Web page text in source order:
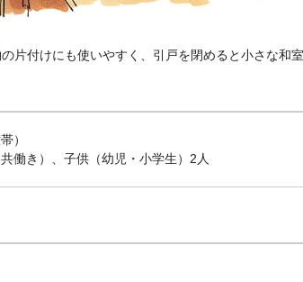
片付けにも使いやすく、引戸を閉めると小さな和
）
働き）、子供（幼児・小学生）2人